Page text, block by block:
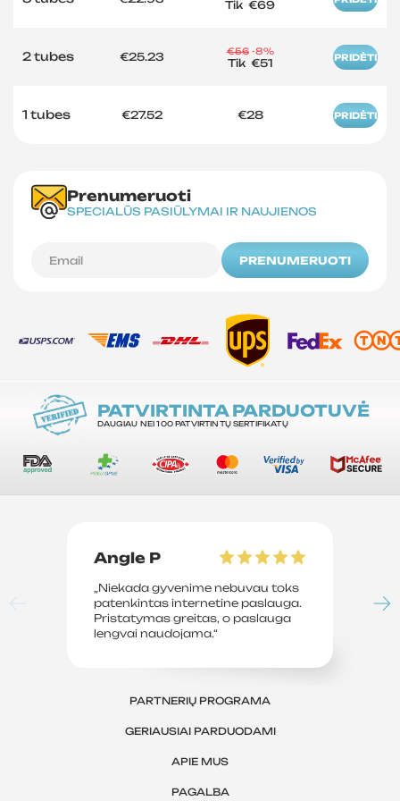
Tik€69
2 tubes €25.23 €56 -8%
Tik €51 PRIDĖTI
1 tubes €27.52 €28 PRIDĖTI
Prenumeruoti
SPECIALŪS PASIŪLYMAI IR NAUJIENOS
PRENUMERUOTI
PATVIRTINTA PARDUOTUVĖ
DAUGIAU NEI 100 PATVIRTINTŲ SERTIFIKATŲ
Angle P
„Niekada gyvenime nebuvau toks
patenkintas internetine paslauga.
Pristatymas greitas, o paslauga
lengvai naudojama.“
PARTNERIŲ PROGRAMA
GERIAUSIAI PARDUODAMI
APIE MUS
PAGALBA